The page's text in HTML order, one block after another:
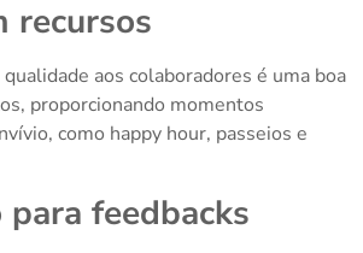
recursos
aos colaboradores é uma boa
proporcionando momentos
como happy hour, passeios e
para feedbacks